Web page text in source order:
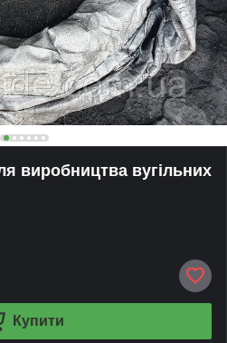
виробництва вугільних
Купити